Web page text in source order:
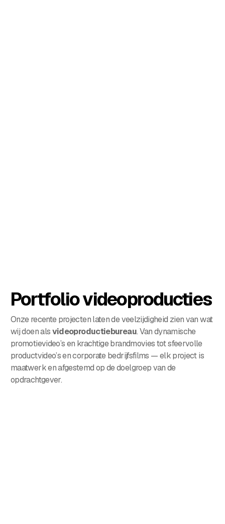
Portfolio videoproducties
Onze recente projecten laten de veelzijdigheid zien van wat
wij doen alsvideoproductiebureau. Van dynamische
promotievideo’s en krachtige brandmovies tot sfeervolle
productvideo’s en corporate bedrijfsfilms — elk project is
maatwerk en afgestemd op de doelgroep van de
opdrachtgever.